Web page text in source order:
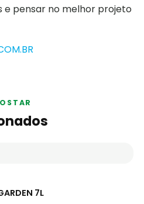
e pensar no melhor projeto
7L